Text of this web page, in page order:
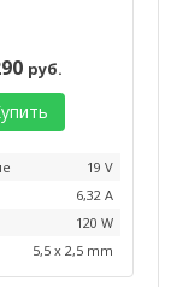
руб.
19 V
6,32 А
120 W
5,5 x 2,5 mm